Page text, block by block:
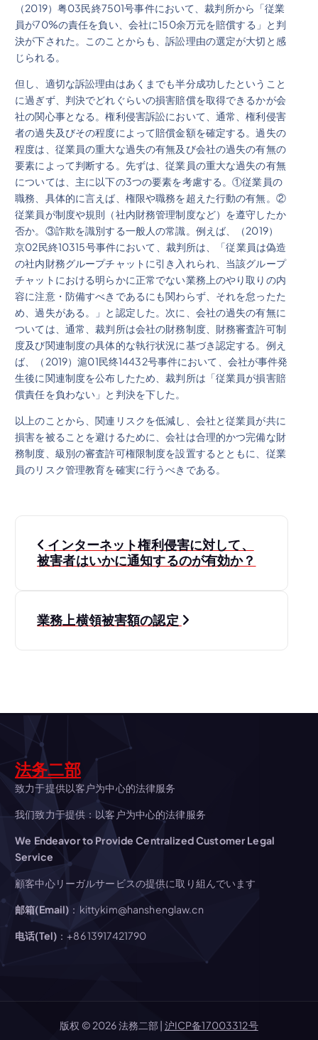
（2019）粤03民終7501号事件において、裁判所から「従業
員が70%の責任を負い、会社に150余万元を賠償する」と判
決が下された。このことからも、訴訟理由の選定が大切と感
じられる。
但し、適切な訴訟理由はあくまでも半分成功したということ
に過ぎず、判決でどれぐらいの損害賠償を取得できるかが会
社の関心事となる。権利侵害訴訟において、通常、権利侵害
者の過失及びその程度によって賠償金額を確定する。過失の
程度は、従業員の重大な過失の有無及び会社の過失の有無の
要素によって判断する。先ずは、従業員の重大な過失の有無
については、主に以下の3つの要素を考慮する。①従業員の
職務、具体的に言えば、権限や職務を超えた行動の有無。②
従業員が制度や規則（社内財務管理制度など）を遵守したか
否か。③詐欺を識別する一般人の常識。例えば、（2019）
京02民終10315号事件において、裁判所は、「従業員は偽造
の社内財務グループチャットに引き入れられ、当該グループ
チャットにおける明らかに正常でない業務上のやり取りの内
容に注意・防備すべきであるにも関わらず、それを怠ったた
め、過失がある。」と認定した。次に、会社の過失の有無に
ついては、通常、裁判所は会社の財務制度、財務審査許可制
度及び関連制度の具体的な執行状況に基づき認定する。例え
ば、（2019）滬01民终14432号事件において、会社が事件発
生後に関連制度を公布したため、裁判所は「従業員が損害賠
償責任を負わない」と判決を下した。
以上のことから、関連リスクを低減し、会社と従業員が共に
損害を被ることを避けるために、会社は合理的かつ完備な財
務制度、級別の審査許可権限制度を設置するとともに、従業
員のリスク管理教育を確実に行うべきである。
投
稿
ビ
ー
シ
ョ
ン
インターネット権利侵害に対して、
被害者はいかに通知するのが有効か？
業務上横領被害額の認定
法务二部
致力于提供以客户为中心的法律服务
我们致力于提供：以客户为中心的法律服务
We Endeavor to Provide Centralized Customer Legal
Service
顧客中心リーガルサービスの提供に取り組んでいます
邮箱(Email) ：kittykim@hanshenglaw.cn
电话(Tel) ：+86 13917421790
版权 © 2026 法務二部 | 沪ICP备17003312号